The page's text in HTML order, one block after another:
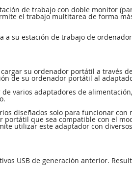
de trabajo con doble monitor
el trabajo multitarea de forma
su estación de trabajo de
su ordenador portátil a través
de su ordenador portátil al
varios adaptadores de
diseñados solo para funcionar con
que sea compatible con el
utilizar este adaptador con
USB de generación anterior.